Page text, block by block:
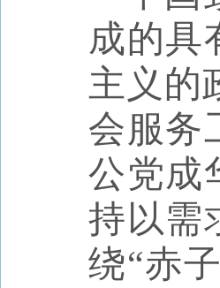
成的具
主义的
会服务
公党成
持以需
绕“赤